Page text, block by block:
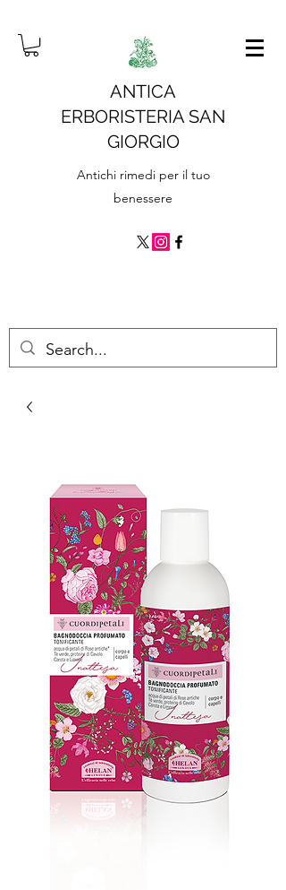
ANTICA
ERBORISTERIA SAN
GIORGIO
Antichi rimedi per il tuo
benessere